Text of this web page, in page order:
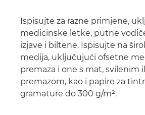
Ispisujte za razne primjene,
medicinske letke, putne
izjave i biltene. Ispisujte na
medija, uključujući ofsetne
premaza i one s mat, svilenim
premazom, kao i papire za
gramature do 300 g/m².